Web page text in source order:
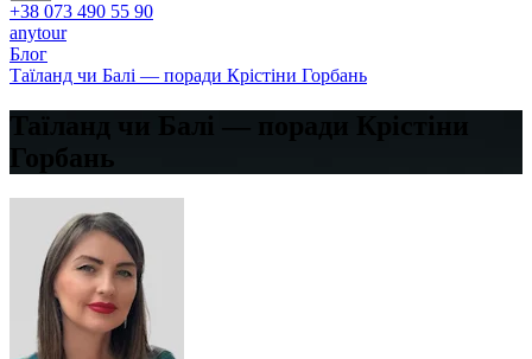
+38 073 490 55 90
anytour
Блог
Таїланд чи Балі — поради Крістіни Горбань
Таїланд чи Балі — поради Крістіни
Горбань